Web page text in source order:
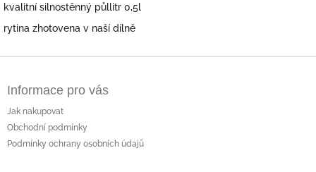
kvalitní silnostěnný půllitr 0,5l
rytina zhotovena v naší dílně
Informace pro vás
Jak nakupovat
Obchodní podmínky
Podmínky ochrany osobních údajů